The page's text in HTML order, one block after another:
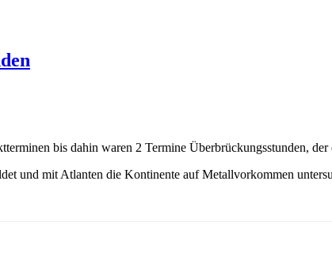
bis dahin waren 2 Termine Überbrückungsstunden,
und mit Atlanten die Kontinente auf Metallvorkommen